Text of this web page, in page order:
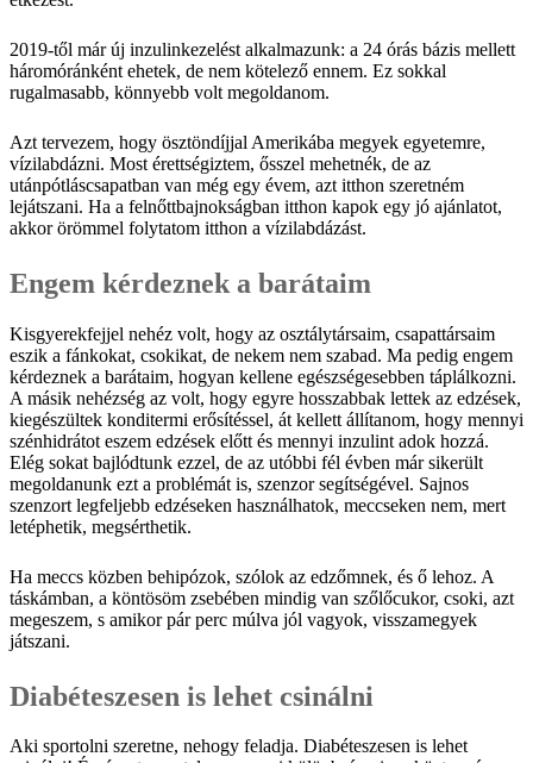
2019-től már új inzulinkezelést alkalmazunk: a 24 órás bázis mellett
háromóránként ehetek, de nem kötelező ennem. Ez sokkal
rugalmasabb, könnyebb volt megoldanom.
Azt tervezem, hogy ösztöndíjjal Amerikába megyek egyetemre,
vízilabdázni. Most érettségiztem, ősszel mehetnék, de az
utánpótláscsapatban van még egy évem, azt itthon szeretném
lejátszani. Ha a felnőttbajnokságban itthon kapok egy jó ajánlatot,
akkor örömmel folytatom itthon a vízilabdázást.
Engem kérdeznek a barátaim
Kisgyerekfejjel nehéz volt, hogy az osztálytársaim, csapattársaim
eszik a fánkokat, csokikat, de nekem nem szabad. Ma pedig engem
kérdeznek a barátaim, hogyan kellene egészségesebben táplálkozni.
A másik nehézség az volt, hogy egyre hosszabbak lettek az edzések,
kiegészültek konditermi erősítéssel, át kellett állítanom, hogy mennyi
szénhidrátot eszem edzések előtt és mennyi inzulint adok hozzá.
Elég sokat bajlódtunk ezzel, de az utóbbi fél évben már sikerült
megoldanunk ezt a problémát is, szenzor segítségével. Sajnos
szenzort legfeljebb edzéseken használhatok, meccseken nem, mert
letéphetik, megsérthetik.
Ha meccs közben behipózok, szólok az edzőmnek, és ő lehoz. A
táskámban, a köntösöm zsebében mindig van szőlőcukor, csoki, azt
megeszem, s amikor pár perc múlva jól vagyok, visszamegyek
játszani.
Diabéteszesen is lehet csinálni
Aki sportolni szeretne, nehogy feladja. Diabéteszesen is lehet